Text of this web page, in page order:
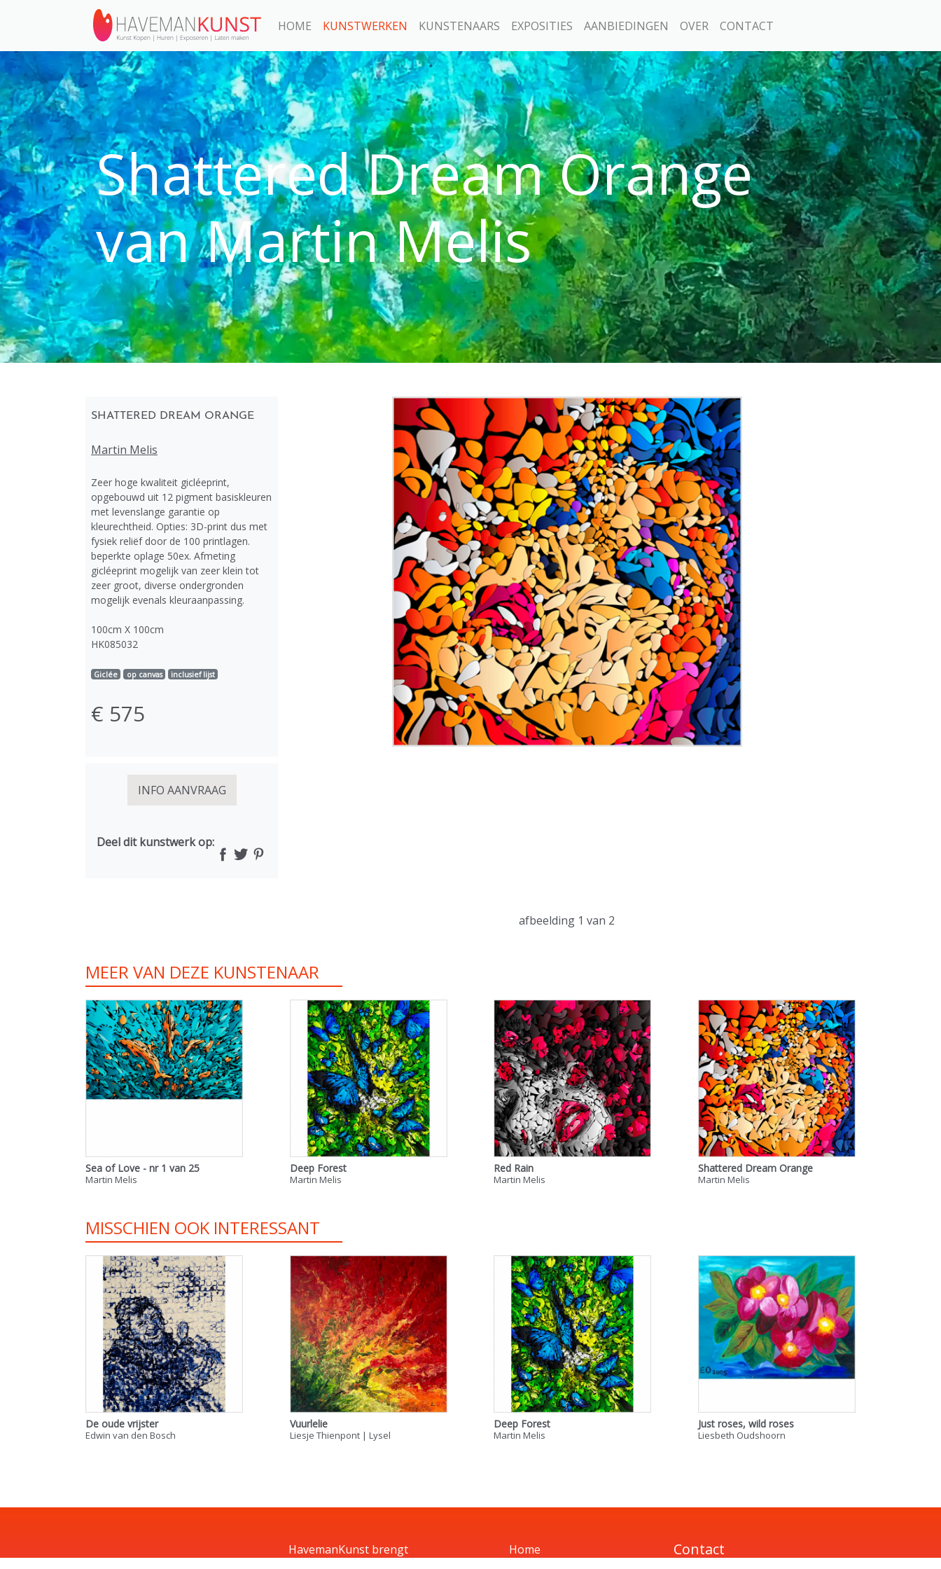
HOME KUNSTWERKEN KUNSTENAARS EXPOSITIES AANBIEDINGEN OVER CONTACT
Shattered Dream Orange
van Martin Melis
SHATTERED DREAM ORANGE
Martin Melis
Zeer hoge kwaliteit gicléeprint,
opgebouwd uit 12 pigment basiskleuren
met levenslange garantie op
kleurechtheid. Opties: 3D-print dus met
fysiek reliëf door de 100 printlagen.
beperkte oplage 50ex. Afmeting
gicléeprint mogelijk van zeer klein tot
zeer groot, diverse ondergronden
mogelijk evenals kleuraanpassing.
100cm X 100cm
HK085032
Giclée op canvas inclusief lijst
€ 575
INFO AANVRAAG
Deel dit kunstwerk op:
afbeelding 1 van 2
MEER VAN DEZE KUNSTENAAR
Sea of Love - nr 1 van 25
Martin Melis
Deep Forest
Martin Melis
Red Rain
Martin Melis
Shattered Dream Orange
Martin Melis
MISSCHIEN OOK INTERESSANT
De oude vrijster
Edwin van den Bosch
Vuurlelie
Liesje Thienpont | Lysel
Deep Forest
Martin Melis
Just roses, wild roses
Liesbeth Oudshoorn
HavemanKunst brengt
Home
Contact